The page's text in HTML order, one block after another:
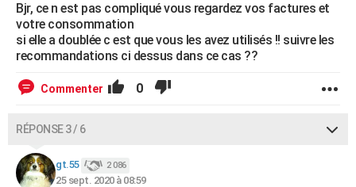
Bjr, ce n est pas compliqué vous regardez vos factures et
votre consommation
si elle a doublée c est que vous les avez utilisés !! suivre les
recommandations ci dessus dans ce cas ??
Commenter 0
RÉPONSE 3 / 6
gt.55 2 086
25 sept. 2020 à 08:59